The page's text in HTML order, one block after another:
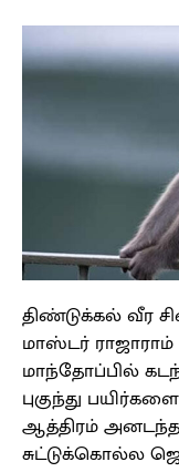
திண்டுக்கல் வீர
மாஸ்டர்
மாந்தோப்பில்
புகுந்து
ஆத்திரம்
சுட்டுக்கொல்ல